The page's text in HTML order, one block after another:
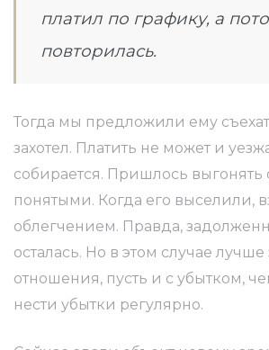
платил по графику, а
повторилась.
Тогда мы предложили ему
захотел. Платить не может и
собирается. Пришлось выгонять
понятыми. Когда его выселили,
облегчением. Правда,
осталась. Но в этом случае
отношения, пусть и с убытком,
нести убытки регулярно.